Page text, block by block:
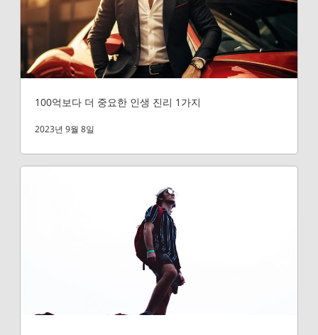
100억보다 더 중요한 인생 진리 1가지
2023년 9월 8일